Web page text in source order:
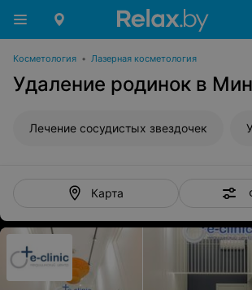
Косметология • Лазерная косметология
Удаление родинок в
Лечение сосудистых звездочек
Карта